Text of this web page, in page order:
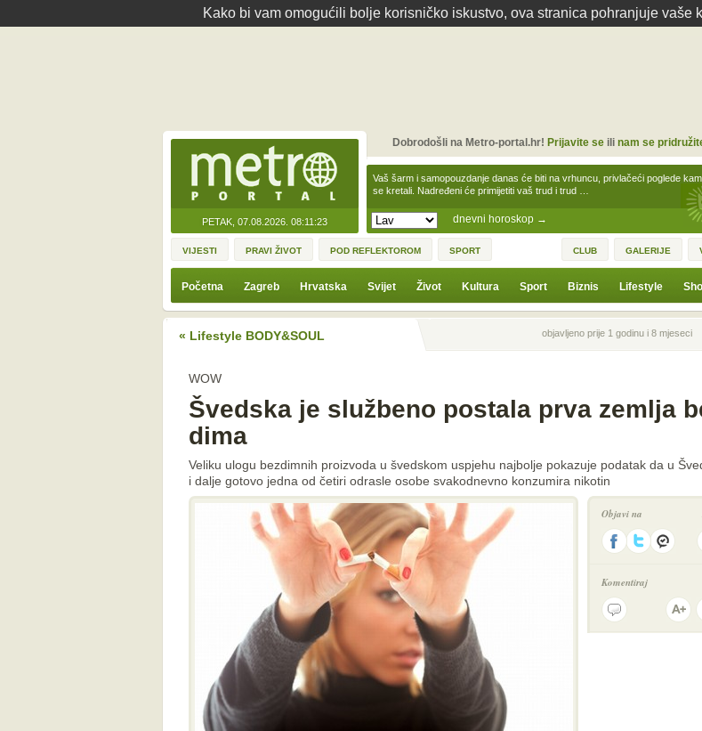
Kako bi vam omogućili bolje korisničko iskustvo, ova stranica pohranjuje vaše
PETAK, 07.08.2026. 08:11:23 dnevni horoskop →
Vaš šarm i samopouzdanje danas će biti na vrhuncu, privlačeći poglede
se kretali. Nadređeni će primijetiti vaš trud i trud …
Dobrodošli na Metro-portal.hr! Prijavite seili nam se
VIJESTI PRAVI ŽIVOT POD REFLEKTOROM SPORT CLUB GALERIJE
Početna Zagreb Hrvatska Svijet Život Kultura Sport Biznis Lifestyle
« Lifestyle BODY&SOUL Prethodna vijestobjavljeno prije 1 godinu i 8 mjeseci
WOW
Švedska je službeno postala prva zemlja
dima
Veliku ulogu bezdimnih proizvoda u švedskom uspjehu najbolje pokazuje podatak da u
i dalje gotovo jedna od četiri odrasle osobe svakodnevno konzumira nikotin
Objavi na
Komentiraj